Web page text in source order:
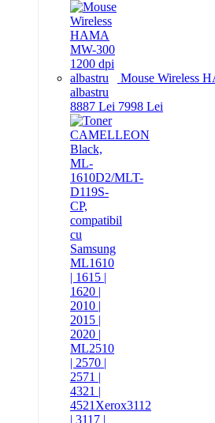
Mouse Wireless
albastru
8887 Lei 7998 Lei